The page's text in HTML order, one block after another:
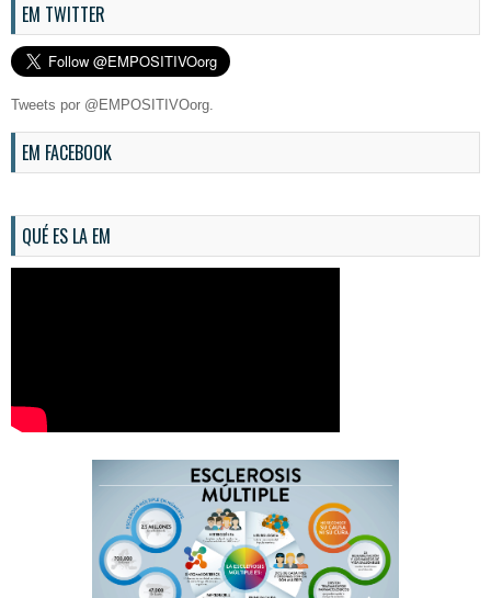
EM TWITTER
Tweets por @EMPOSITIVOorg.
EM FACEBOOK
QUÉ ES LA EM